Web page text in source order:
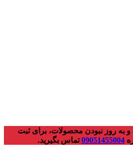
به روز نبودن محصولات، برای ثبت
09051455004تماس بگیرید.